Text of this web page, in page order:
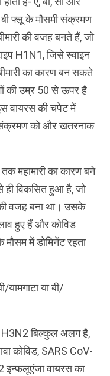
फ्लू के मौसमी संक्रमण
की वजह बनते हैं, जो
H1N1, जिसे स्वाइन
का कारण बन सकते
की उम्र 50 से ऊपर है
वायरस की चपेट में
को और खतरनाक
महामारी का कारण बने
ही विकसित हुआ है, जो
वजह बना था। उसके
हुए हैं और कोविड
मौसम में डोमिनेंट रहता
यामगाटा या बी/
H3N2 बिल्कुल अलग है,
कोविड, SARS CoV-
इन्फलूएंजा वायरस का